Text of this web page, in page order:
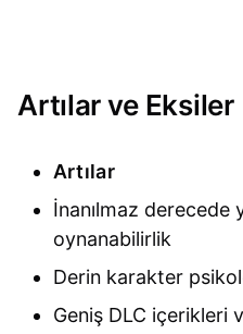
Artılar ve Eksiler
Artılar
İnanılmaz derecede
oynanabilirlik
Derin karakter
Geniş DLC içerikleri